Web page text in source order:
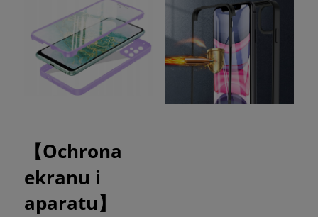
【Ochrona
ekranu i
aparatu】